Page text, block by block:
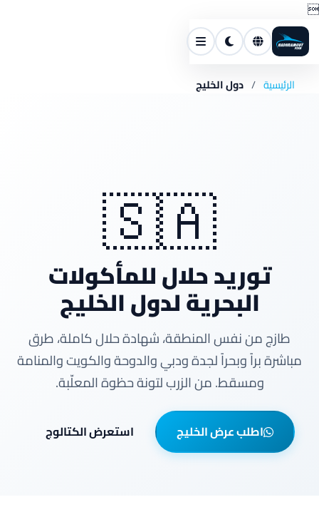

الرئيسية / دول الخليج
🇸🇦
توريد حلال للمأكولات
البحرية لدول الخليج
طازج من نفس المنطقة، شهادة حلال كاملة، طرق
مباشرة براً وبحراً لجدة ودبي والدوحة والكويت والمنامة
ومسقط. من الزرب لتونة حظوة المعلّبة.
اطلب عرض الخليج استعرض الكتالوج